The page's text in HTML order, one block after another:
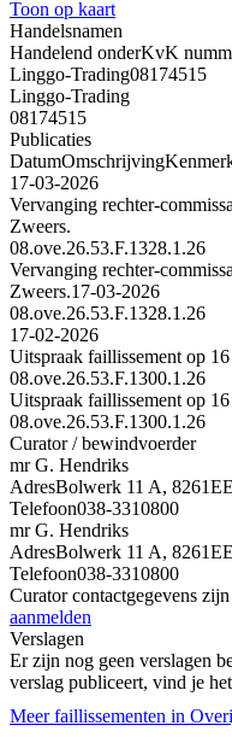
Toon op kaart
Handelsnamen
Handelend onderKvK
Linggo-Trading08174515
Linggo-Trading
08174515
Publicaties
DatumOmschrijving
17-03-2026
Vervanging rechter-
Zweers.
08.ove.26.53.F.1328.1.26
Vervanging rechter-
Zweers.17-03-2026
08.ove.26.53.F.1328.1.26
17-02-2026
Uitspraak faillissement op
08.ove.26.53.F.1300.1.26
Uitspraak faillissement op
08.ove.26.53.F.1300.1.26
Curator / bewindvoerder
mr G. Hendriks
AdresBolwerk 11 A,
Telefoon038-3310800
mr G. Hendriks
AdresBolwerk 11 A,
Telefoon038-3310800
Curator contactgegevens
aanmelden
Verslagen
Er zijn nog geen verslagen
verslag publiceert, vind je
Meer faillissementen in